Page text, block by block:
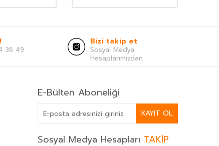
36 49
Bizi takip et
Sosyal Medya
Hesaplarımızdan
E-Bülten Aboneliği
KAYIT OL
Sosyal Medya Hesapları TAKİP